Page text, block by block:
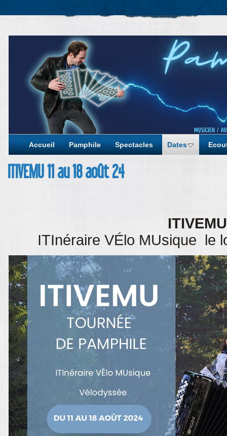
Accueil Pamphile Spectacles Dates
ITIVEMU 11 au 18 août 24
ITInéraire VÉlo MUsique le